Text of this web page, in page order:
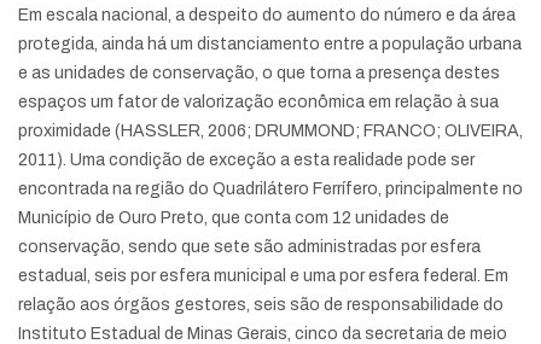
Em escala nacional, a despeito do aumento do número e da área
protegida, ainda há um distanciamento entre a população urbana
e as unidades de conservação, o que torna a presença destes
espaços um fator de valorização econômica em relação à sua
proximidade (HASSLER, 2006; DRUMMOND; FRANCO; OLIVEIRA,
2011). Uma condição de exceção a esta realidade pode ser
encontrada na região do Quadrilátero Ferrífero, principalmente no
Município de Ouro Preto, que conta com 12 unidades de
conservação, sendo que sete são administradas por esfera
estadual, seis por esfera municipal e uma por esfera federal. Em
relação aos órgãos gestores, seis são de responsabilidade do
Instituto Estadual de Minas Gerais, cinco da secretaria de meio